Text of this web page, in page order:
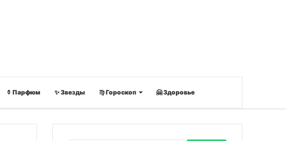
⚱ Парфюм ✨ Звезды ♍ Гороскоп 🤗 Здоровье